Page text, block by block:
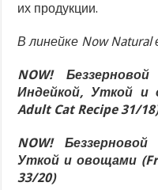
их продукции.
В линейке Now
NOW!
Индейкой, Уткой и
Adult Cat Recipe 31/
NOW!
Уткой и овощами
33/20)